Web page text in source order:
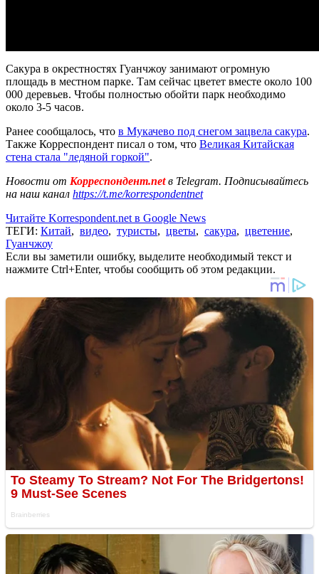
Сакура в окрестностях Гуанчжоу занимают огромную
площадь в местном парке. Там сейчас цветет вместе около 100
000 деревьев. Чтобы полностью обойти парк необходимо
около 3-5 часов.
Ранее сообщалось, что в Мукачево под снегом зацвела сакура.
Также Корреспондент писал о том, что Великая Китайская
стена стала "ледяной горкой".
Новости от Корреспондент.netв Telegram. Подписывайтесь
на наш канал https://t.me/korrespondentnet
Читайте Korrespondent.net в Google News
ТЕГИ: Китай, видео, туристы, цветы, сакура, цветение,
Гуанчжоу
Если вы заметили ошибку, выделите необходимый текст и
нажмите Ctrl+Enter, чтобы сообщить об этом редакции.